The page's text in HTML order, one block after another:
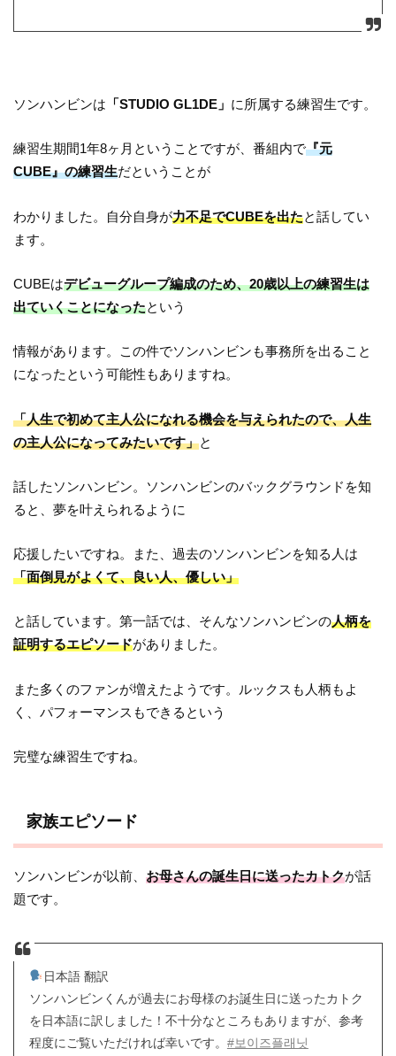
ソンハンビンは 「STUDIO GL1DE」 に所属する練習生です。
練習生期間1年8ヶ月ということですが、番組内で『元
CUBE』の練習生だということが
わかりました。自分自身が力不足でCUBEを出たと話してい
ます。
CUBEはデビューグループ編成のため、20歳以上の練習生は
出ていくことになったという
情報があります。この件でソンハンビンも事務所を出ること
になったという可能性もありますね。
「人生で初めて主人公になれる機会を与えられたので、人生
の主人公になってみたいです」と
話したソンハンビン。ソンハンビンのバックグラウンドを知
ると、夢を叶えられるように
応援したいですね。また、過去のソンハンビンを知る人は
「面倒見がよくて、良い人、優しい」
と話しています。第一話では、そんなソンハンビンの人柄を
証明するエピソードがありました。
また多くのファンが増えたようです。ルックスも人柄もよ
く、パフォーマンスもできるという
完璧な練習生ですね。
家族エピソード
ソンハンビンが以前、お母さんの誕生日に送ったカトクが話
題です。
日本語 翻訳
ソンハンビンくんが過去にお母様のお誕生日に送ったカトク
を日本語に訳しました！不十分なところもありますが、参考
程度にご覧いただければ幸いです。 #보이즈플래닛